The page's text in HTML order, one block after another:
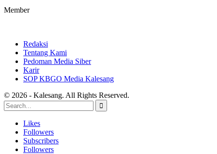
Member
Redaksi
Tentang Kami
Pedoman Media Siber
Karir
SOP KBGO Media Kalesang
© 2026 - Kalesang. All Rights Reserved.
Likes
Followers
Subscribers
Followers